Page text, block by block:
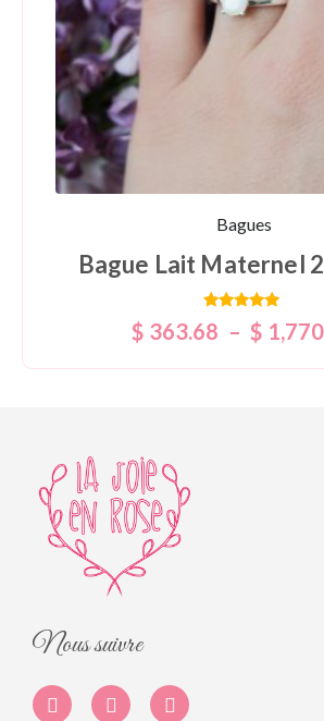
Bagues
Bague Lait Maternel
Note
5.00
$ 363.68 – $
Nous suivre